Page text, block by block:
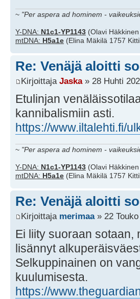
~ "Per aspera ad hominem -
Y-DNA: N1c1-YP1143 (Olavi
mtDNA: H5a1e (Elina Mäkilä 1757
Re: Venäjä aloitti
Kirjoittaja Jaska» 28 Huhti
Etulinjan
kannibalismiin asti.
https://www.iltalehti.fi/
~ "Per aspera ad hominem -
Y-DNA: N1c1-YP1143 (Olavi
mtDNA: H5a1e (Elina Mäkilä 1757
Re: Venäjä aloitti
Kirjoittaja merimaa» 22
Ei liity suoraan sotaan,
lisännyt
Selkuppinainen on
kuulumisesta.
https://